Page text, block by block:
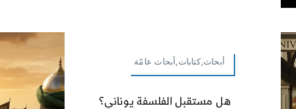
أبحاث,كتابات,أبحاث عامّة
هل مستقبل الفلسفة يوناني؟